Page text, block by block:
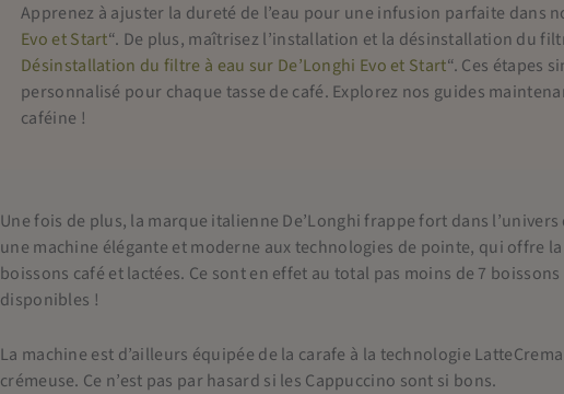
Apprenez à ajuster la dureté de l’eau pour une infusion parfaite dans
Evo et Start“. De plus, maîtrisez l’installation et la désinstallation du
Désinstallation du filtre à eau sur De’Longhi Evo et Start“. Ces étapes
personnalisé pour chaque tasse de café. Explorez nos guides
caféine !
Une fois de plus, la marque italienne De’Longhi frappe fort dans
une machine élégante et moderne aux technologies de pointe, qui offre
boissons café et lactées. Ce sont en effet au total pas moins de 7
disponibles !
La machine est d’ailleurs équipée de la carafe à la technologie
crémeuse. Ce n’est pas par hasard si les Cappuccino sont si bons.